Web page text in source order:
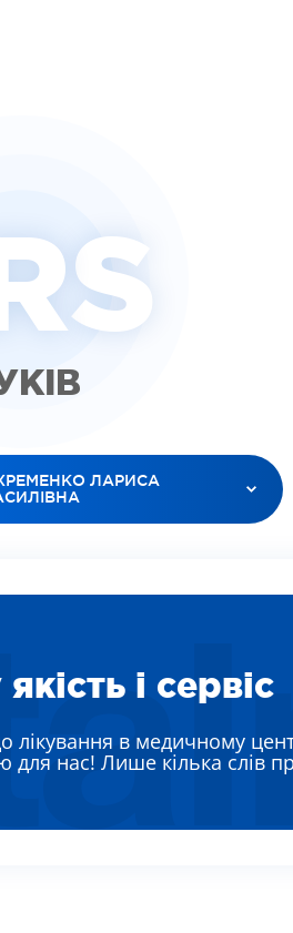
S
ЛАРИСА
ЛІДІЯ ОЛЕКСІЇВНА
ЛАРИСА ВАСИЛІВНА
МИХАЙЛО ІВАНОВИЧ
НАТАЛІЯ МИКОЛАЇВНА
і сервіс
лікування в медичному
нас! Лише кілька слів